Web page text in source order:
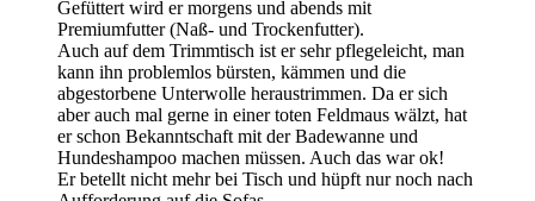
Gefüttert wird er morgens und abends mit
Premiumfutter (Naß- und Trockenfutter).
Auch auf dem Trimmtisch ist er sehr pflegeleicht, man
kann ihn problemlos bürsten, kämmen und die
abgestorbene Unterwolle heraustrimmen. Da er sich
aber auch mal gerne in einer toten Feldmaus wälzt, hat
er schon Bekanntschaft mit der Badewanne und
Hundeshampoo machen müssen. Auch das war ok!
Er betellt nicht mehr bei Tisch und hüpft nur noch nach